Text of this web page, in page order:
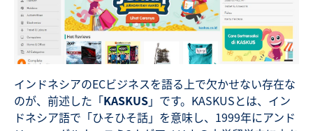
インドネシアのECビジネスを語る上で欠かせない存在な
のが、前述した「KASKUS」です。KASKUSとは、イン
ドネシア語で「ひそひそ話」を意味し、1999年にアンド